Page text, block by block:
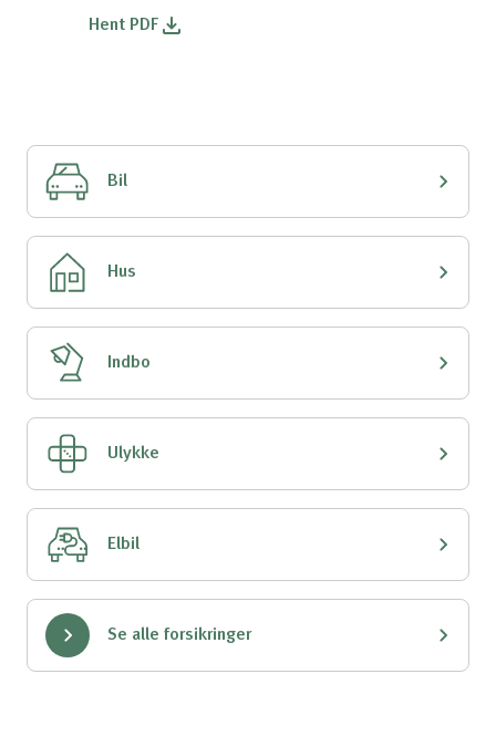
Hent PDF
Bil
Hus
Indbo
Ulykke
Elbil
Se alle forsikringer